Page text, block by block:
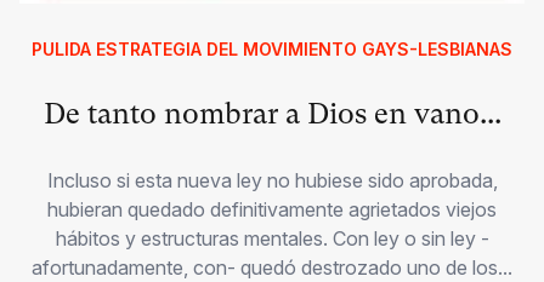
PULIDA ESTRATEGIA DEL MOVIMIENTO GAYS-LESBIANAS
De tanto nombrar a Dios en vano...
Incluso si esta nueva ley no hubiese sido aprobada,
hubieran quedado definitivamente agrietados viejos
hábitos y estructuras mentales. Con ley o sin ley -
afortunadamente, con- quedó destrozado uno de los...